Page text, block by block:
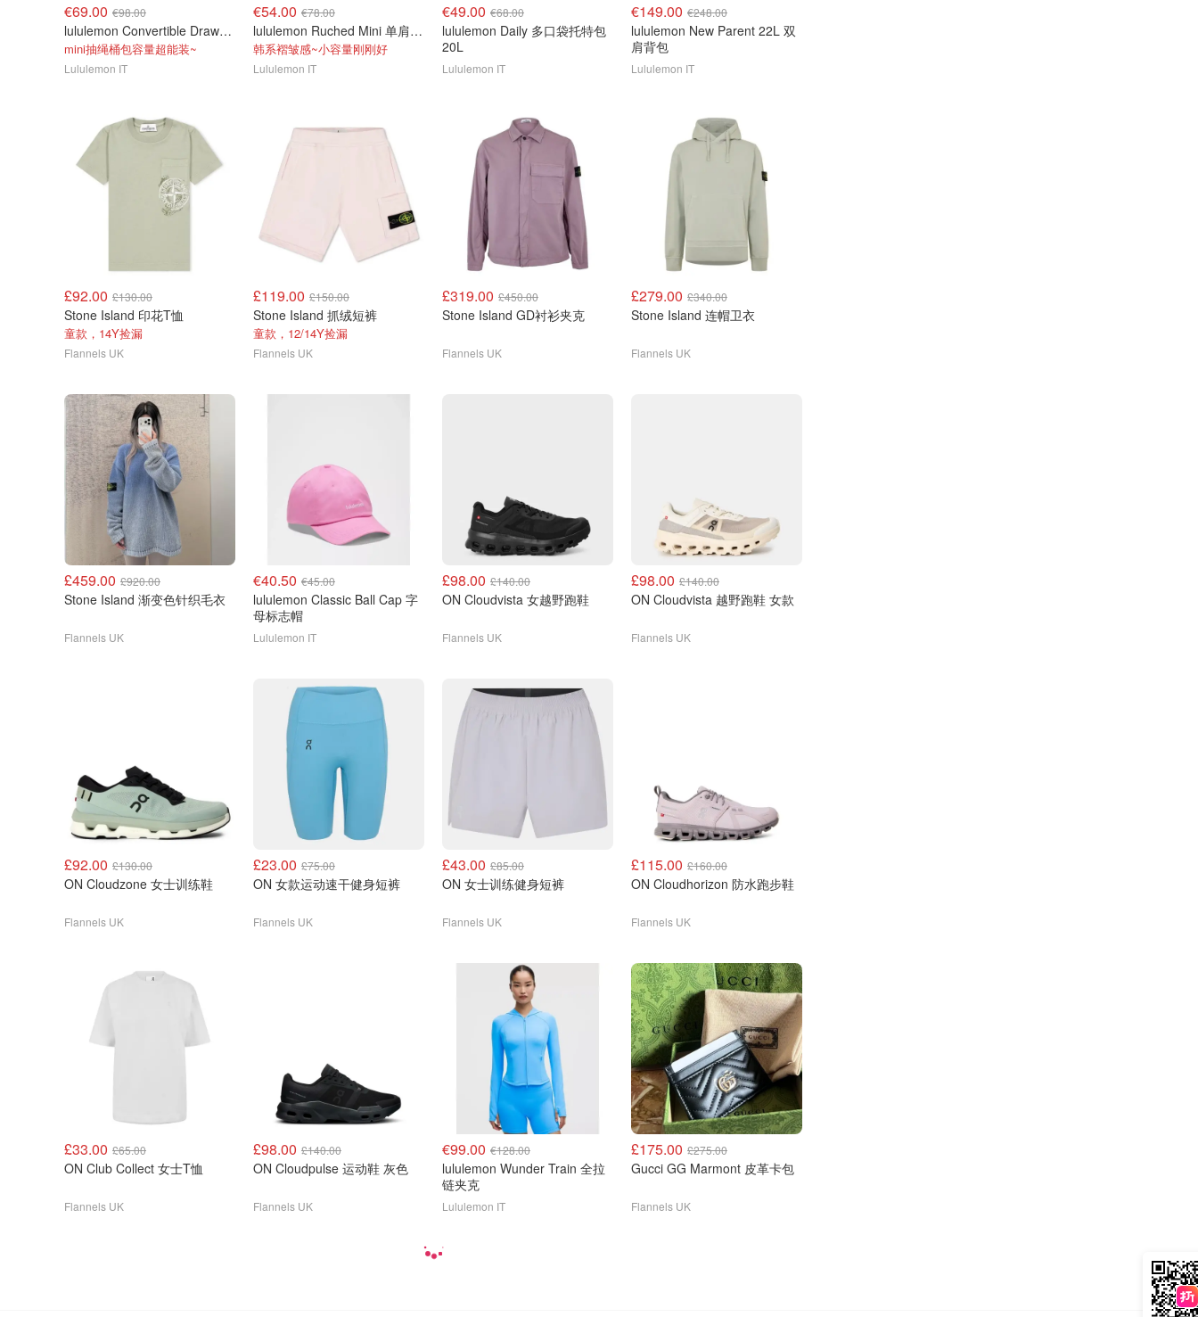
€69.00 €98.00
lululemon Convertible Drawstring Bucket Bag Mini 5L
mini抽绳桶包容量超能装~
Lululemon IT
€54.00 €78.00
lululemon Ruched Mini 单肩包 1.5L
韩系褶皱感~小容量刚刚好
Lululemon IT
€49.00 €68.00
lululemon Daily 多口袋托特包
20L
Lululemon IT
€149.00 €248.00
lululemon New Parent 22L 双
肩背包
Lululemon IT
£92.00 £130.00
Stone Island 印花T恤
童款，14Y捡漏
Flannels UK
£119.00 £150.00
Stone Island 抓绒短裤
童款，12/14Y捡漏
Flannels UK
£319.00 £450.00
Stone Island GD衬衫夹克
Flannels UK
£279.00 £340.00
Stone Island 连帽卫衣
Flannels UK
£459.00 £920.00
Stone Island 渐变色针织毛衣
Flannels UK
€40.50 €45.00
lululemon Classic Ball Cap 字
母标志帽
Lululemon IT
£98.00 £140.00
ON Cloudvista 女越野跑鞋
Flannels UK
£98.00 £140.00
ON Cloudvista 越野跑鞋 女款
Flannels UK
£92.00 £130.00
ON Cloudzone 女士训练鞋
Flannels UK
£23.00 £75.00
ON 女款运动速干健身短裤
Flannels UK
£43.00 £85.00
ON 女士训练健身短裤
Flannels UK
£115.00 £160.00
ON Cloudhorizon 防水跑步鞋
Flannels UK
£33.00 £65.00
ON Club Collect 女士T恤
Flannels UK
£98.00 £140.00
ON Cloudpulse 运动鞋 灰色
Flannels UK
€99.00 €128.00
lululemon Wunder Train 全拉
链夹克
Lululemon IT
£175.00 £275.00
Gucci GG Marmont 皮革卡包
Flannels UK